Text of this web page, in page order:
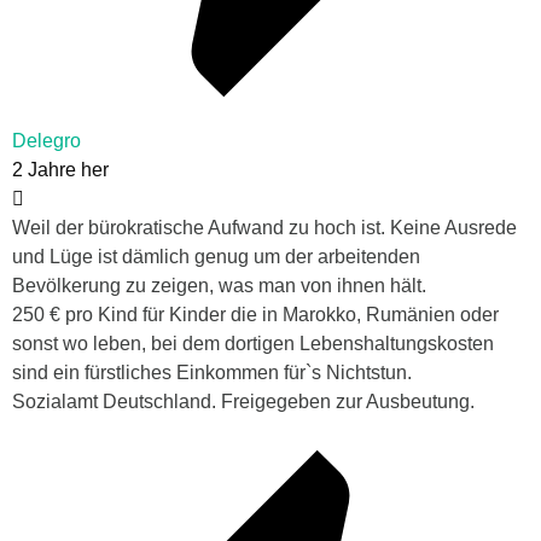
Delegro
2 Jahre her
Weil der bürokratische Aufwand zu hoch ist. Keine Ausrede
und Lüge ist dämlich genug um der arbeitenden
Bevölkerung zu zeigen, was man von ihnen hält.
250 € pro Kind für Kinder die in Marokko, Rumänien oder
sonst wo leben, bei dem dortigen Lebenshaltungskosten
sind ein fürstliches Einkommen für`s Nichtstun.
Sozialamt Deutschland. Freigegeben zur Ausbeutung.